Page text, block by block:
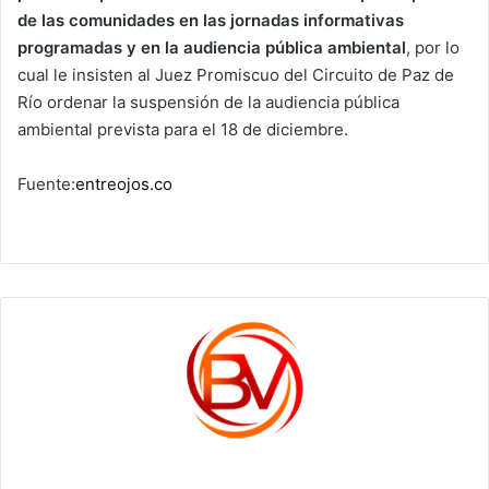
de las comunidades en las jornadas informativas
programadas y en la audiencia pública ambiental, por lo
cual le insisten al Juez Promiscuo del Circuito de Paz de
Río ordenar la suspensión de la audiencia pública
ambiental prevista para el 18 de diciembre.
Fuente:entreojos.co